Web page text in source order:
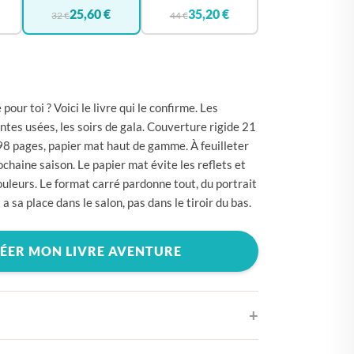
ALLEMAGNE
ESPAGNE
ÉTATS-UNIS
FINLANDE
GRÈCE
32 €25,60 € 44 €35,20 €
toi ? Voici le livre qui le confirme. Les
usées, les soirs de gala. Couverture rigide 21
pages, papier mat haut de gamme. À feuilleter
saison. Le papier mat évite les reflets et
Le format carré pardonne tout, du portrait
sa place dans le salon, pas dans le tiroir du bas.
MON LIVRE AVENTURE